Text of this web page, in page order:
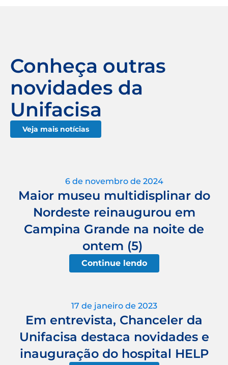
Conheça outras
novidades da
Unifacisa
Veja mais notícias
6 de novembro de 2024
Maior museu multidisplinar do
Nordeste reinaugurou em
Campina Grande na noite de
ontem (5)
Continue lendo
17 de janeiro de 2023
Em entrevista, Chanceler da
Unifacisa destaca novidades e
inauguração do hospital HELP